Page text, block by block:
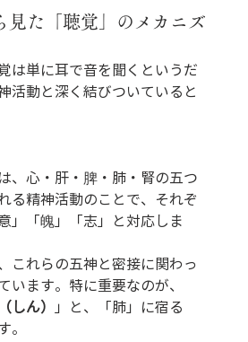
見た「聴覚」のメカニズ
は単に耳で音を聞くというだ
活動と深く結びついていると
、心・肝・脾・肺・腎の五つ
る精神活動のことで、それぞ
」「魄」「志」と対応しま
これらの五神と密接に関わっ
います。特に重要なのが、
しん）
」と、「肺」に宿る
。